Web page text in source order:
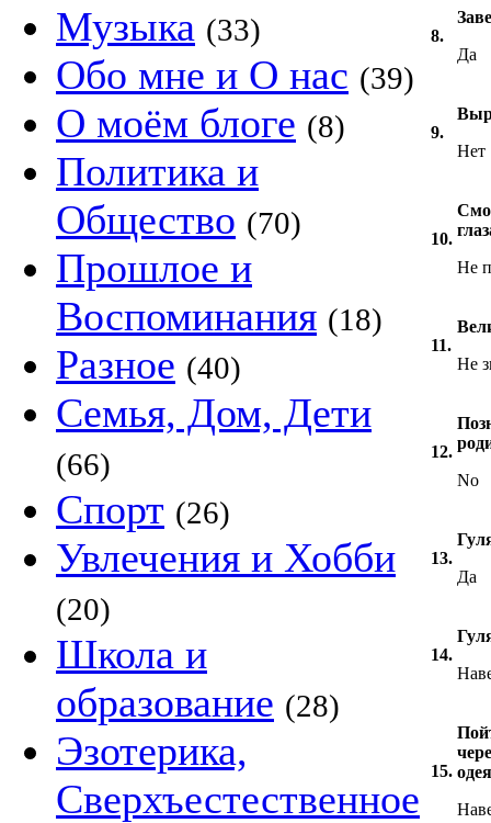
Музыка (33)
Обо мне и О нас (39)
О моём блоге (8)
Политика и
Общество (70)
Прошлое и
Воспоминания (18)
Разное (40)
Семья, Дом, Дети
(66)
Спорт (26)
Увлечения и Хобби
(20)
Школа и
образование (28)
Эзотерика,
Сверхъестественное
8.
Да
9.
Нет
10.
Не
11.
Не
12.
No
13.
Да
14.
15.